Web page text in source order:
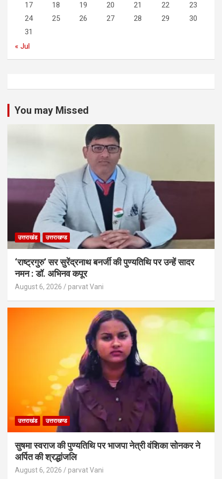
17
18 19 20 21 22
23
24
25 26 27 28 29
30
31
« Jul
You may Missed
उत्तराखंड उत्तराखण्ड
‘राष्ट्रगुरु’ सर सुरेंद्रनाथ बनर्जी की पुण्यतिथि पर उन्हें सादर
नमन : डॉ. अभिनव कपूर
August 6, 2026 parvat Vani
उत्तराखंड उत्तराखण्ड
सुषमा स्वराज की पुण्यतिथि पर भाजपा नेत्री वंशिका सोनकर ने
अर्पित की श्रद्धांजलि
August 6, 2026 parvat Vani